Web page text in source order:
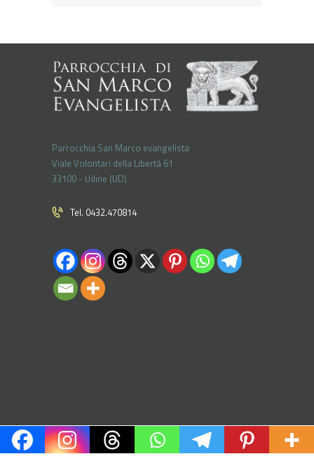
Parrocchia San Marco evangelista
Viale Volontari della Libertá 61
33100 - Udine (UD)
Tel. 0432.470814